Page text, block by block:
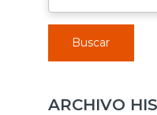
Buscar
ARCHIVO